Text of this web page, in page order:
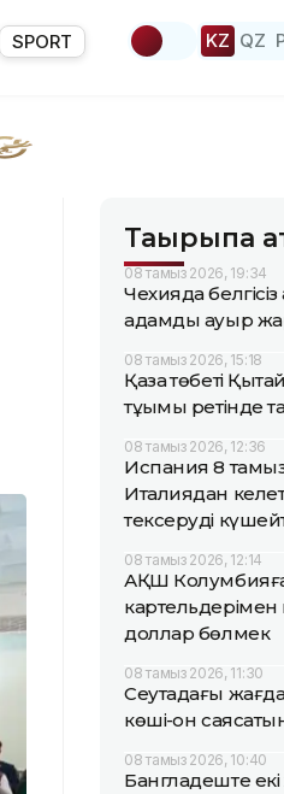
SPORT KZ QZ
Тақырыпқа
08 тамыз 2026, 19:34
Чехияда
адамды ауыр
08 тамыз 2026, 15:18
Қазақ төбеті
тұқымы ретінде
08 тамыз 2026, 12:36
Испания 8
Италиядан
тексеруді
08 тамыз 2026, 12:14
АҚШ Колумбияға
доллар бөлмек
08 тамыз 2026, 11:30
Сеутадағы
көші-қон
08 тамыз 2026, 10:40
Бангладеште